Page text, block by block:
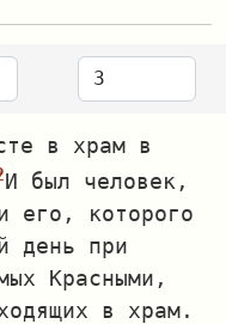
в храм в
И был человек,
его, которого
день при
Красными,
в храм.